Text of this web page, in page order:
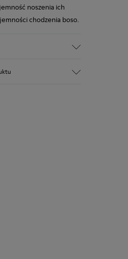
noszenia ich
chodzenia boso.